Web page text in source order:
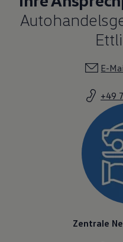
E-
+49
Zentrale